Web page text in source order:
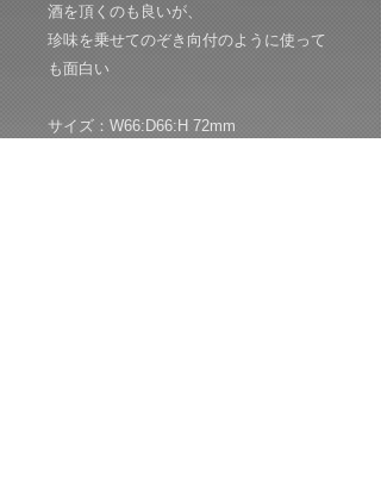
酒を頂くのも良いが、
珍味を乗せてのぞき向付のように使って
も面白い
サイズ：W66:D66:H 72mm